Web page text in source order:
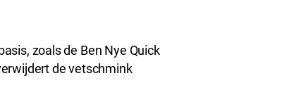
zoals de Ben Nye Quick
de vetschmink